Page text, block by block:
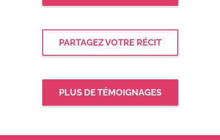
PARTAGEZ VOTRE RÉCIT
PLUS DE TÉMOIGNAGES